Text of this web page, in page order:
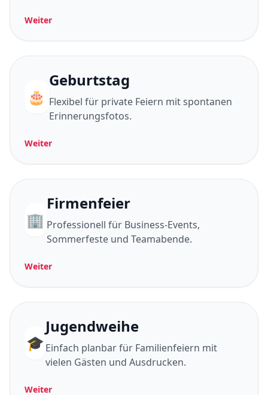
Weiter
🎂
Geburtstag
Flexibel für private Feiern mit spontanen
Erinnerungsfotos.
Weiter
🏢
Firmenfeier
Professionell für Business-Events,
Sommerfeste und Teamabende.
Weiter
🎓
Jugendweihe
Einfach planbar für Familienfeiern mit
vielen Gästen und Ausdrucken.
Weiter